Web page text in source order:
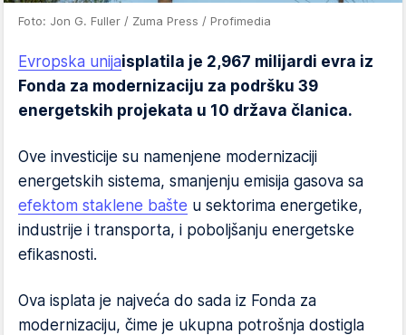
Foto: Jon G. Fuller / Zuma Press / Profimedia
Evropska unijaisplatila je 2,967 milijardi evra iz
Fonda za modernizaciju za podršku 39
energetskih projekata u 10 država članica.
Ove investicije su namenjene modernizaciji
energetskih sistema, smanjenju emisija gasova sa
efektom staklene bašte u sektorima energetike,
industrije i transporta, i poboljšanju energetske
efikasnosti.
Ova isplata je najveća do sada iz Fonda za
modernizaciju, čime je ukupna potrošnja dostigla